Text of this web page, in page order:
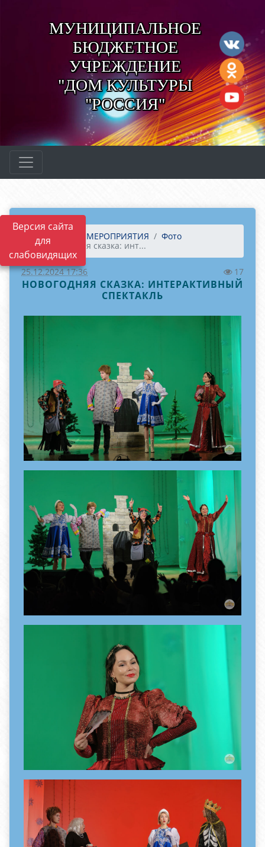
Версия сайта
для
слабовидящих
МУНИЦИПАЛЬНОЕ
БЮДЖЕТНОЕ
УЧРЕЖДЕНИЕ
"ДОМ КУЛЬТУРЫ
"РОССИЯ"
Главная МЕРОПРИЯТИЯ
Фото
Новогодняя сказка: инт...
25.12.2024 17:36 17
НОВОГОДНЯЯ СКАЗКА: ИНТЕРАКТИВНЫЙ
СПЕКТАКЛЬ